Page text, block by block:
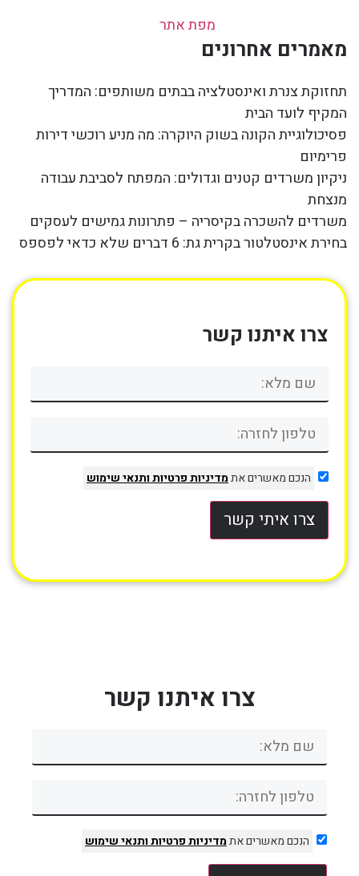
מפת אתר
מאמרים אחרונים
תחזוקת צנרת ואינסטלציה בבתים משותפים: המדריך
המקיף לועד הבית
פסיכולוגיית הקונה בשוק היוקרה: מה מניע רוכשי דירות
פרימיום
ניקיון משרדים קטנים וגדולים: המפתח לסביבת עבודה
מנצחת
משרדים להשכרה בקיסריה – פתרונות גמישים לעסקים
בחירת אינסטלטור בקרית גת: 6 דברים שלא כדאי לפספס
צרו איתנו קשר
הנכם מאשרים אתמדיניות פרטיותותנאי שימוש
צרו איתי קשר
צרו איתנו קשר
הנכם מאשרים אתמדיניות פרטיותותנאי שימוש